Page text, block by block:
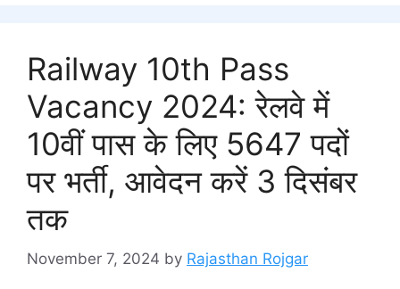
Railway 10th Pass
Vacancy 2024: रेलवे में
10वीं पास के लिए 5647 पदों
पर भर्ती, आवेदन करें 3 दिसंबर
तक
November 7, 2024 by Rajasthan Rojgar